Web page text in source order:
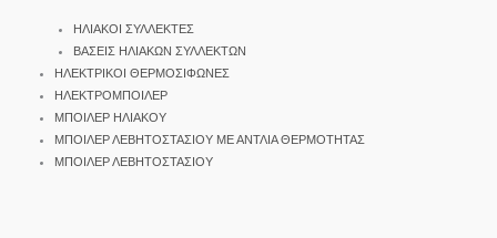
ΗΛΙΑΚΟΙ ΣΥΛΛΕΚΤΕΣ
ΒΑΣΕΙΣ ΗΛΙΑΚΩΝ ΣΥΛΛΕΚΤΩΝ
ΗΛΕΚΤΡΙΚΟΙ ΘΕΡΜΟΣΙΦΩΝΕΣ
ΗΛΕΚΤΡΟΜΠΟΙΛΕΡ
ΜΠΟΙΛΕΡ ΗΛΙΑΚΟΥ
ΜΠΟΙΛΕΡ ΛΕΒΗΤΟΣΤΑΣΙΟΥ ΜΕ ΑΝΤΛΙΑ ΘΕΡΜΟΤΗΤΑΣ
ΜΠΟΙΛΕΡ ΛΕΒΗΤΟΣΤΑΣΙΟΥ